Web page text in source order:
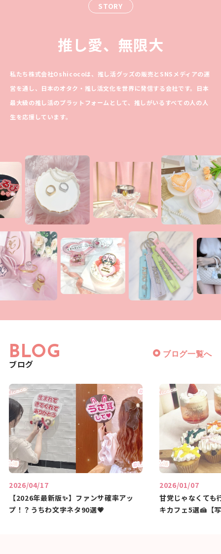
STORY
推し愛、無限大
私たち株式会社Oshicocoは、推し活グッズの販売とSNSメディアの運
営を通し、日本のオタク・推し活文化を世界に発信する会社です。日本
最大級の推し活のプラットフォームとして、推しがいるすべての人の人
生を応援しています。
BLOG
ブログ
ブログ一覧へ
2026/04/17
【2026年最新版✨】ファンサ確率アッ
プ！？うちわ文字ネタ90選💗
2026/01/07
甘党じゃなくても
キカフェ5選🍰【